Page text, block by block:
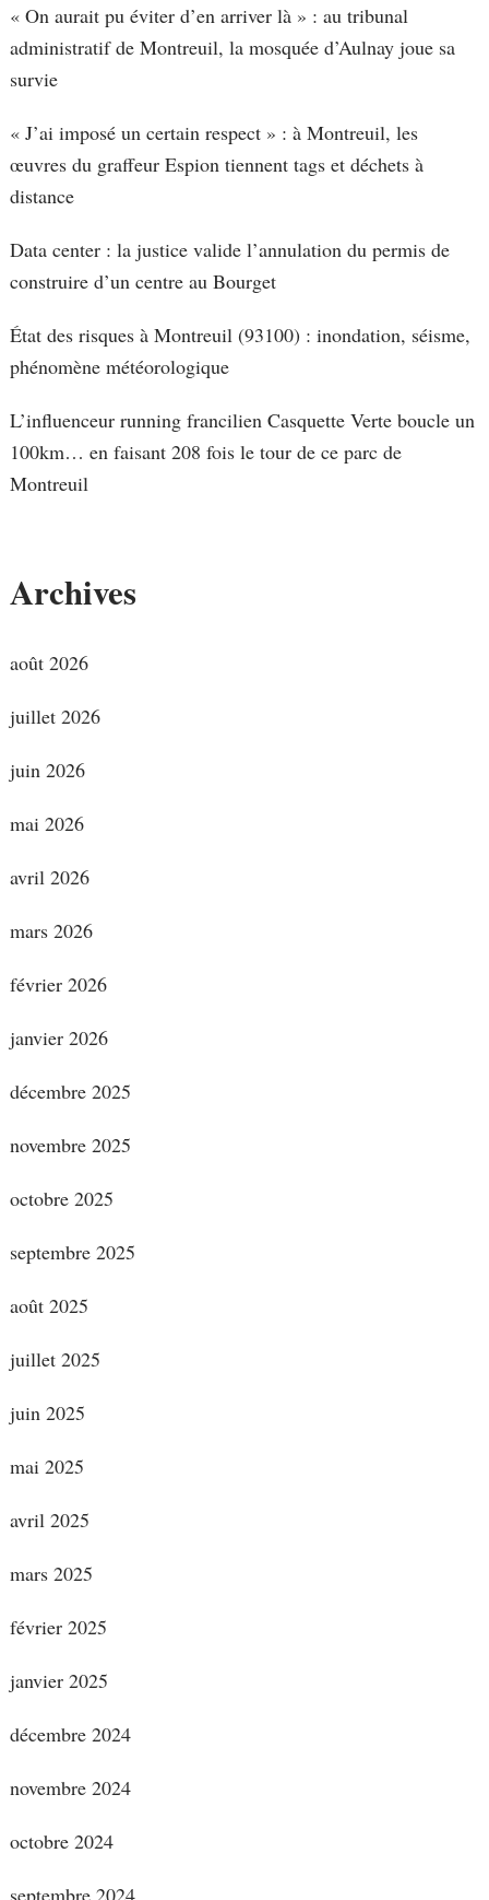
« On aurait pu éviter d’en arriver là » : au tribunal
administratif de Montreuil, la mosquée d’Aulnay joue sa
survie
« J’ai imposé un certain respect » : à Montreuil, les
œuvres du graffeur Espion tiennent tags et déchets à
distance
Data center : la justice valide l’annulation du permis de
construire d’un centre au Bourget
État des risques à Montreuil (93100) : inondation, séisme,
phénomène météorologique
L’influenceur running francilien Casquette Verte boucle un
100km… en faisant 208 fois le tour de ce parc de
Montreuil
Archives
août 2026
juillet 2026
juin 2026
mai 2026
avril 2026
mars 2026
février 2026
janvier 2026
décembre 2025
novembre 2025
octobre 2025
septembre 2025
août 2025
juillet 2025
juin 2025
mai 2025
avril 2025
mars 2025
février 2025
janvier 2025
décembre 2024
novembre 2024
octobre 2024